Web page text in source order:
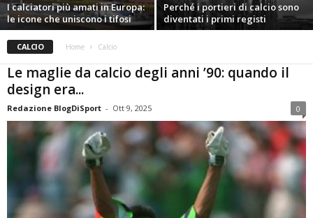
I calciatori più amati in Europa:
le icone che uniscono i tifosi
Perché i portieri di calcio sono
diventati i primi registi
CALCIO Home Calcio
Le maglie da calcio degli anni ’90: quando il
design era...
Redazione BlogDiSport - Ott 9, 2025 0